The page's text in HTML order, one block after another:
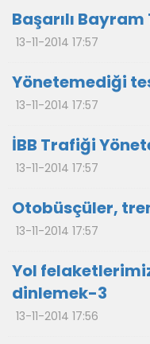
Başarılı
13-11-2014 17:57
Yönetemediği
13-11-2014 17:57
İBB Trafiği
13-11-2014 17:57
Otobüsçüler,
13-11-2014 17:57
Yol
dinlemek-3
13-11-2014 17:56